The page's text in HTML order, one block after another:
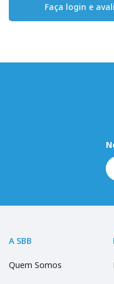
Faça login e
A SBB
Quem Somos